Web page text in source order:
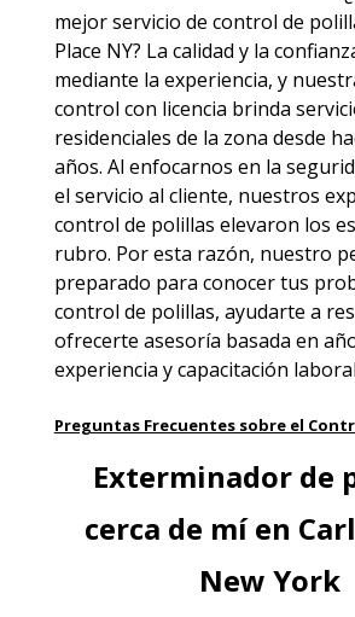
mejor servicio de control de
Place NY? La calidad y la
mediante la experiencia, y
control con licencia brinda
residenciales de la zona desde
años. Al enfocarnos en la
el servicio al cliente, nuestros
control de polillas elevaron los
rubro. Por esta razón, nuestro
preparado para conocer tus
control de polillas, ayudarte a
ofrecerte asesoría basada en
experiencia y capacitación
Preguntas Frecuentes sobre el
Exterminador de
cerca de mí en
New York